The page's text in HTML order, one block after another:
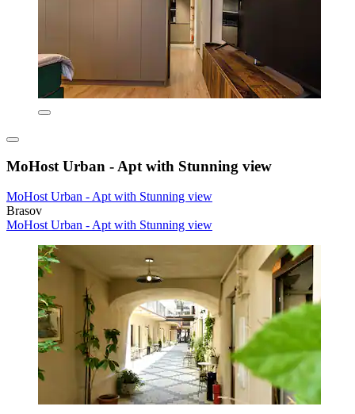
MoHost Urban - Apt with Stunning view
MoHost Urban - Apt with Stunning view
Brasov
MoHost Urban - Apt with Stunning view